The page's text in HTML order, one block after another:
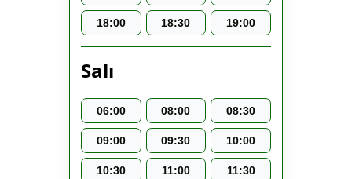
18:00 18:30 19:00
Salı
06:00 08:00 08:30
09:00 09:30 10:00
10:30 11:00 11:30